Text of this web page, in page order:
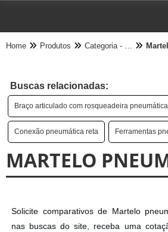
Home Produtos Categoria - Pneumático
Buscas relacionadas:
Braço articulado com rosqueadeira pneumática
Conexão pneumática reta Ferramentas
MARTELO
Solicite comparativos de Martelo
nas buscas do site, receba uma